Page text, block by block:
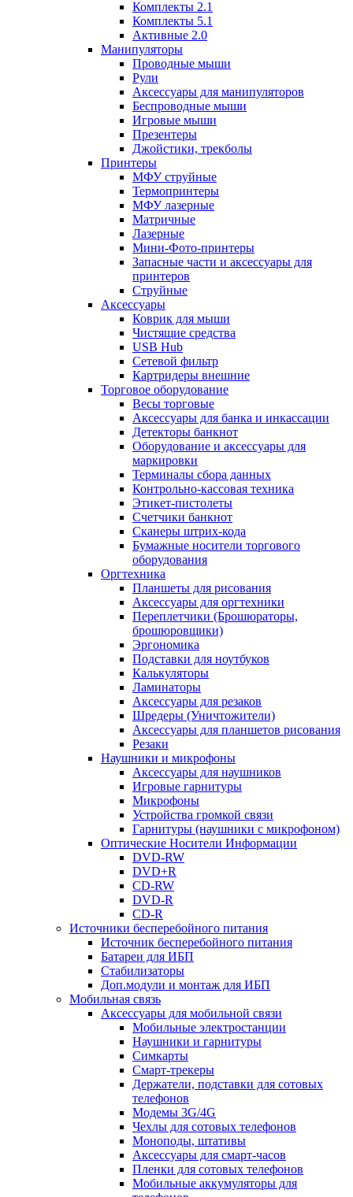
Комплекты 2.1
Комплекты 5.1
Активные 2.0
Манипуляторы
Проводные мыши
Рули
Аксессуары для манипуляторов
Беспроводные мыши
Игровые мыши
Презентеры
Джойстики, трекболы
Принтеры
МФУ струйные
Термопринтеры
МФУ лазерные
Матричные
Лазерные
Мини-Фото-принтеры
Запасные части и аксессуары для
принтеров
Струйные
Аксессуары
Коврик для мыши
Чистящие средства
USB Hub
Сетевой фильтр
Картридеры внешние
Торговое оборудование
Весы торговые
Аксессуары для банка и инкассации
Детекторы банкнот
Оборудование и аксессуары для
маркировки
Терминалы сбора данных
Контрольно-кассовая техника
Этикет-пистолеты
Счетчики банкнот
Сканеры штрих-кода
Бумажные носители торгового
оборудования
Оргтехника
Планшеты для рисования
Аксессуары для оргтехники
Переплетчики (Брошюраторы,
брошюровщики)
Эргономика
Подставки для ноутбуков
Калькуляторы
Ламинаторы
Аксессуары для резаков
Шредеры (Уничтожители)
Аксессуары для планшетов рисования
Резаки
Наушники и микрофоны
Аксессуары для наушников
Игровые гарнитуры
Микрофоны
Устройства громкой связи
Гарнитуры (наушники с микрофоном)
Оптические Носители Информации
DVD-RW
DVD+R
CD-RW
DVD-R
CD-R
Источники бесперебойного питания
Источник бесперебойного питания
Батареи для ИБП
Стабилизаторы
Доп.модули и монтаж для ИБП
Мобильная связь
Аксессуары для мобильной связи
Мобильные электростанции
Наушники и гарнитуры
Симкарты
Смарт-трекеры
Держатели, подставки для сотовых
телефонов
Модемы 3G/4G
Чехлы для сотовых телефонов
Моноподы, штативы
Аксессуары для смарт-часов
Пленки для сотовых телефонов
Мобильные аккумуляторы для